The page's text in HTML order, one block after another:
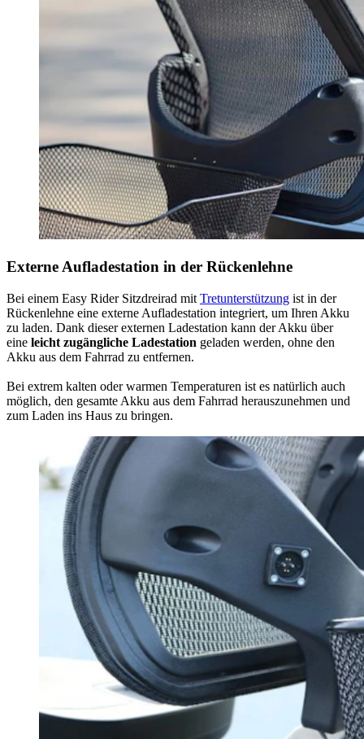
Externe Aufladestation in der Rückenlehne
Bei einem Easy Rider Sitzdreirad mit Tretunterstützung ist in der
Rückenlehne eine externe Aufladestation integriert, um Ihren Akku
zu laden. Dank dieser externen Ladestation kann der Akku über
eine leicht zugängliche Ladestation geladen werden, ohne den
Akku aus dem Fahrrad zu entfernen.
Bei extrem kalten oder warmen Temperaturen ist es natürlich auch
möglich, den gesamte Akku aus dem Fahrrad herauszunehmen und
zum Laden ins Haus zu bringen.